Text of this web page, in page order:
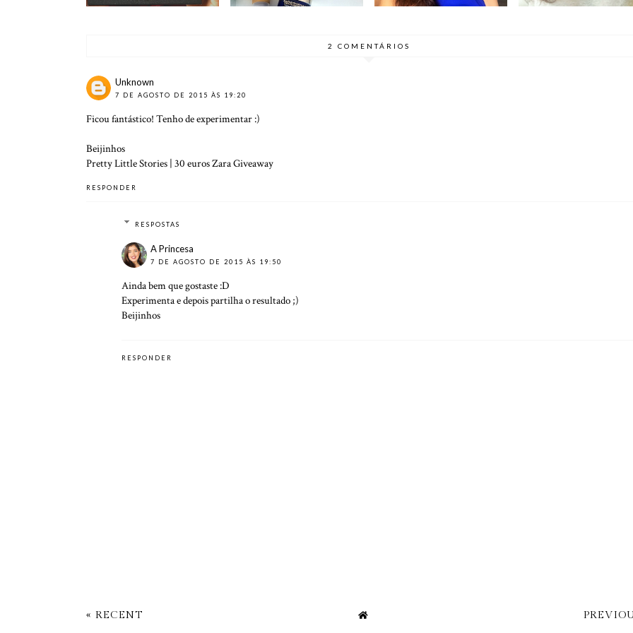
2 COMENTÁRIOS
Unknown
7 DE AGOSTO DE 2015 ÀS 19:20
Ficou fantástico! Tenho de experimentar :)
Beijinhos
Pretty Little Stories | 30 euros Zara Giveaway
RESPONDER
RESPOSTAS
A Princesa
7 DE AGOSTO DE 2015 ÀS 19:50
Ainda bem que gostaste :D
Experimenta e depois partilha o resultado ;)
Beijinhos
RESPONDER
« RECENT